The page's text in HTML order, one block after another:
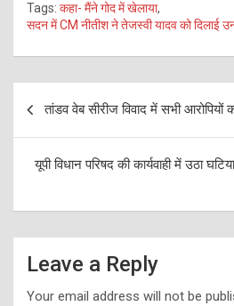
Tags: कहा- मैंने गोद में खेलाया,
सदन में CM नीतीश ने तेजस्वी यादव को दिलाई
Post
तांडव वेब सीरीज विवाद में सभी आरोपियों
यूपी विधान परिषद की कार्यवाही में उठा
Leave a Reply
Your email address will not be